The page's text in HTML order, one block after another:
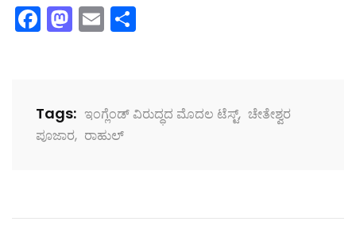
Facebook
Mastodon
Email
Tags: ಇಂಗ್ಲೆಂಡ್ ವಿರುದ್ಧದ ಮೊದಲ ಟೆಸ್ಟ್, ಚೇತೇಶ್ವರ
ಪೂಜಾರ, ರಾಹುಲ್